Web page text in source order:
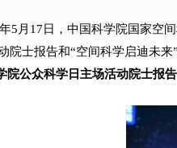
年5 月 17 日，中国科学院国家空
院士报告和“空间科学启迪未来
院公众科学日主场活动院士报